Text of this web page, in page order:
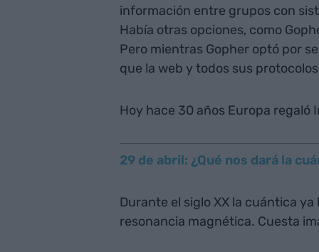
información entre grupos con
Había otras opciones, como
Pero mientras Gopher optó por
que la web y todos sus
Hoy hace 30 años Europa regaló
29 de abril: ¿Qué nos dará la
Durante el siglo XX la cuántica ya
resonancia magnética. Cuesta